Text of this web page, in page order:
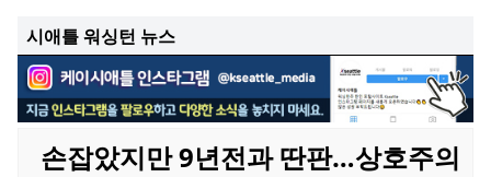
시애틀 워싱턴 뉴스
손잡았지만 9년전과 딴판…상호주의